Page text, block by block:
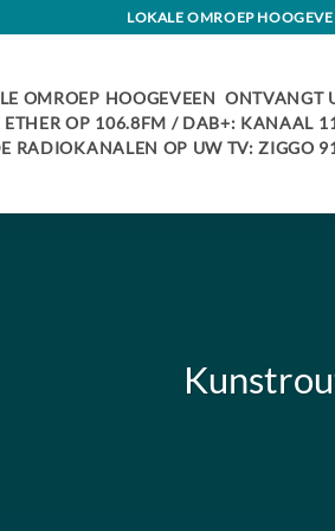
LOKALE OMROEP
OMROEP HOOGEVEEN ONTVANGT
ETHER OP 106.8FM / DAB+: KANAAL
RADIOKANALEN OP UW TV: ZIGGO